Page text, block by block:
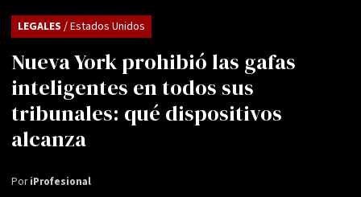
Nueva York prohibió las gafas
inteligentes en todos sus
tribunales: qué dispositivos
alcanza
LEGALES / Estados Unidos
PoriProfesional